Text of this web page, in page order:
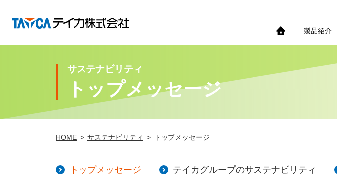
製品紹介
サステナビリティ
トップメッセージ
HOME サステナビリティ トップメッセージ
トップメッセージ テイカグループのサステナビリティ